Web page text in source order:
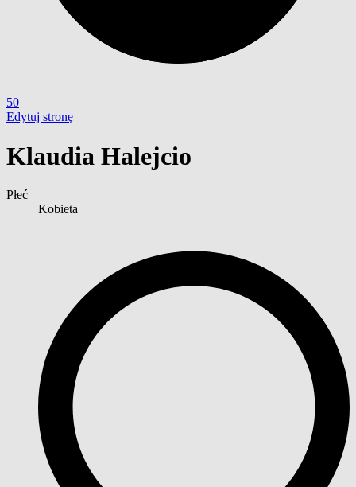
50
Edytuj stronę
Klaudia Halejcio
Płeć
Kobieta